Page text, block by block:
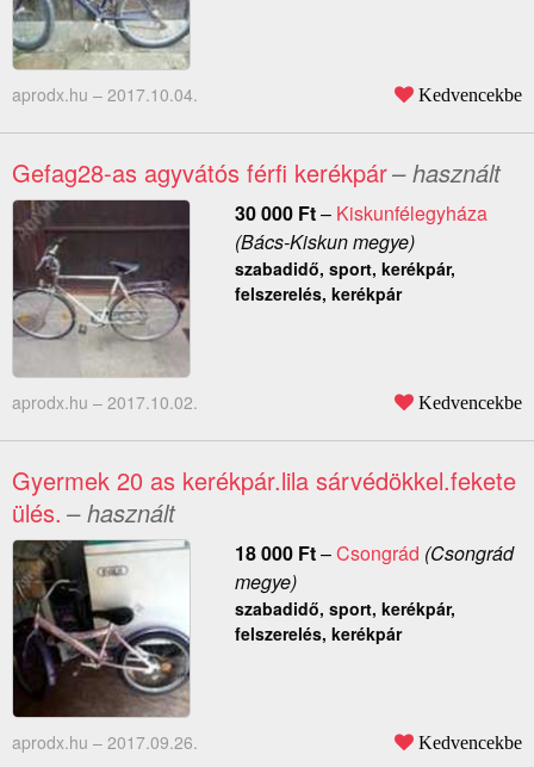
aprodx.hu – 2017.10.04. Kedvencekbe
Gefag28-as agyvátós férfi kerékpár– használt
30 000 Ft– Kiskunfélegyháza
(Bács-Kiskun megye)
szabadidő, sport, kerékpár,
felszerelés, kerékpár
aprodx.hu – 2017.10.02. Kedvencekbe
Gyermek 20 as kerékpár.lila sárvédökkel.fekete
ülés. – használt
18 000 Ft–Csongrád (Csongrád
megye)
szabadidő, sport, kerékpár,
felszerelés, kerékpár
aprodx.hu – 2017.09.26. Kedvencekbe